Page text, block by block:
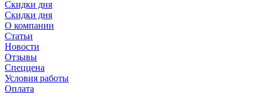
Скидки дня
Скидки дня
О компании
Статьи
Новости
Отзывы
Спеццена
Условия работы
Оплата